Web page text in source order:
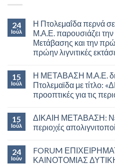
24
Ιούλ
Η Πτολεμαΐδα περνά
Μ.Α.Ε. παρουσιάζει
Μετάβασης και την
πρώην λιγνιτικές
15
Ιούλ
Η ΜΕΤΑΒΑΣΗ Μ.Α.Ε.
Πτολεμαϊδα με
προοπτικές για τις
15
Ιούλ
ΔΙΚΑΙΗ ΜΕΤΑΒΑΣΗ:
περιοχές
24
Ιούν
FORUM
ΚΑΙΝΟΤΟΜΙΑΣ